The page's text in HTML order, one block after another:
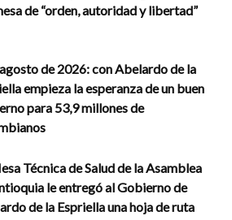
de “orden, autoridad y libertad”
de 2026: con Abelardo de la
empieza la esperanza de un buen
para 53,9 millones de
Técnica de Salud de la Asamblea
le entregó al Gobierno de
de la Espriella una hoja de ruta